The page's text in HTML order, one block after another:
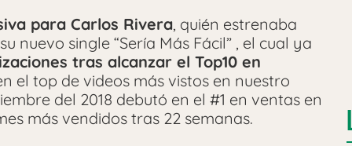
para Carlos Rivera, quién estrenaba
nuevo single “Sería Más Fácil” , el cual ya
tras alcanzar el Top10 en
el top de videos más vistos en nuestro
del 2018 debutó en el #1 en ventas en
más vendidos tras 22 semanas.